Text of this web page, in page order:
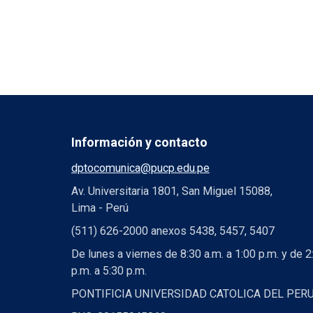
Información y contacto
dptocomunica@pucp.edu.pe
Av. Universitaria 1801, San Miguel 15088,
Lima - Perú
(511) 626-2000 anexos 5438, 5457, 5407
De lunes a viernes de 8:30 a.m. a 1:00 p.m. y de
p.m. a 5:30 p.m.
PONTIFICIA UNIVERSIDAD CATOLICA DEL